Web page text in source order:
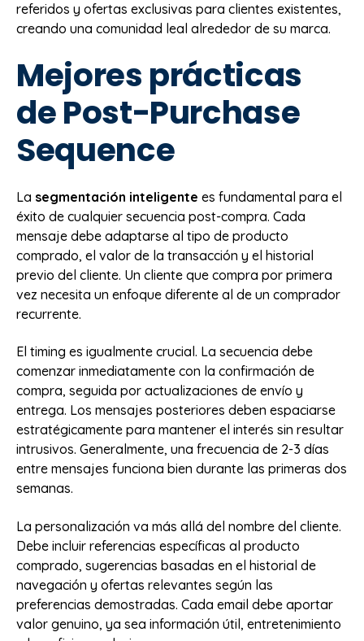
referidos y ofertas exclusivas para clientes existentes,
creando una comunidad leal alrededor de su marca.
Mejores prácticas
de Post-Purchase
Sequence
La segmentación inteligente es fundamental para el
éxito de cualquier secuencia post-compra. Cada
mensaje debe adaptarse al tipo de producto
comprado, el valor de la transacción y el historial
previo del cliente. Un cliente que compra por primera
vez necesita un enfoque diferente al de un comprador
recurrente.
El timing es igualmente crucial. La secuencia debe
comenzar inmediatamente con la confirmación de
compra, seguida por actualizaciones de envío y
entrega. Los mensajes posteriores deben espaciarse
estratégicamente para mantener el interés sin resultar
intrusivos. Generalmente, una frecuencia de 2-3 días
entre mensajes funciona bien durante las primeras dos
semanas.
La personalización va más allá del nombre del cliente.
Debe incluir referencias específicas al producto
comprado, sugerencias basadas en el historial de
navegación y ofertas relevantes según las
preferencias demostradas. Cada email debe aportar
valor genuino, ya sea información útil, entretenimiento